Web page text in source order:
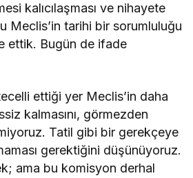
kalıcılaşması ve nihayete
Meclis’in tarihi bir sorumluluğu
ettik. Bugün de ifade
ettiği yer Meclis’in daha
kalmasını, görmezden
Tatil gibi bir gerekçeye
gerektiğini düşünüyoruz.
ama bu komisyon derhal